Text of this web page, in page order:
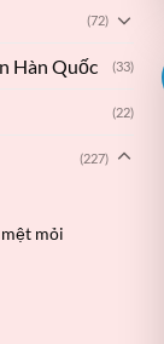
(72)
Hàn Quốc (33)
(22)
(227)
mỏi